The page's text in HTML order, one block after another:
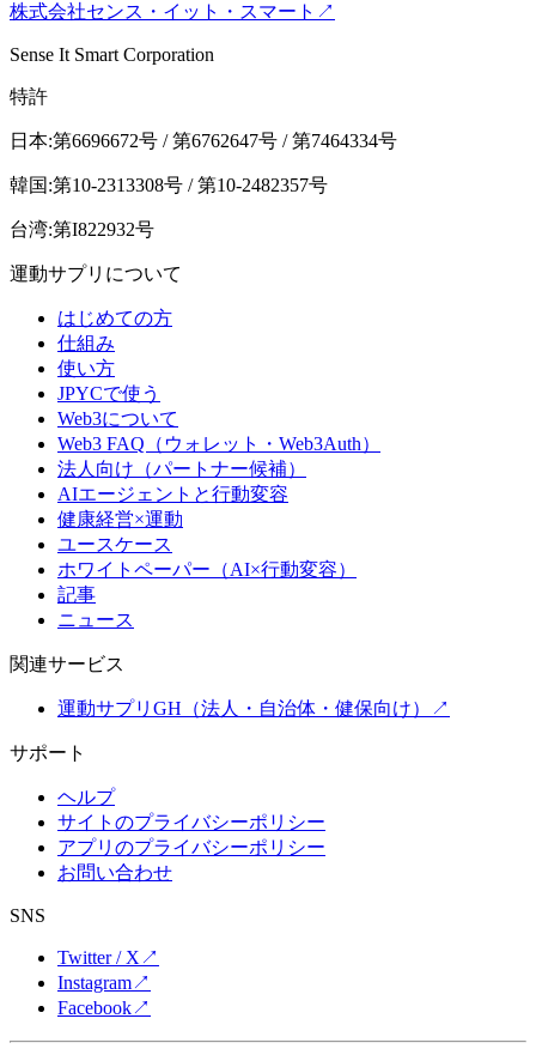
株式会社センス・イット・スマート ↗
Sense It Smart Corporation
特許
日本:第6696672号 / 第6762647号 / 第7464334号
韓国:第10-2313308号 / 第10-2482357号
台湾:第I822932号
運動サプリについて
はじめての方
仕組み
使い方
JPYCで使う
Web3について
Web3 FAQ（ウォレット・Web3Auth）
法人向け（パートナー候補）
AIエージェントと行動変容
健康経営×運動
ユースケース
ホワイトペーパー（AI×行動変容）
記事
ニュース
関連サービス
運動サプリGH（法人・自治体・健保向け） ↗
サポート
ヘルプ
サイトのプライバシーポリシー
アプリのプライバシーポリシー
お問い合わせ
SNS
Twitter / X↗
Instagram↗
Facebook↗